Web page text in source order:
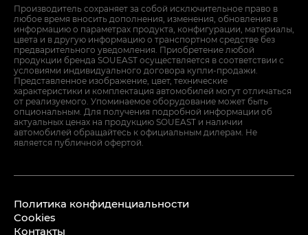
Производитель сохраняет за собой исключительное право в
любое время вносить дополнения, изменения, обновления в
информацию о параметрах продукта, конфигурации, материалы,
цвета и в другую информацию о транспортном средстве без
предварительного уведомления. Приобретение любой
продукции бренда SOUEAST осуществляется в соответствии с
условиями индивидуального договора купли-продажи.
Представленное изображение, цвет, технические
характеристики и комплектация автомобилей могут отличаться
от реализуемого. Упоминаемое оборудование может быть
опциональным. Для получения подробной информации об
актуальных ценах на продукцию SOUEAST и наличии
автомобилей обращайтесь к официальным дилерам. Не
является публичной офертой.
Политика конфиденциальности
Cookies
Контакты